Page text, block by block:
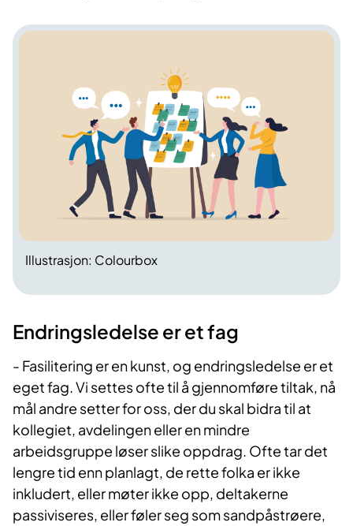
Illustrasjon: Colourbox
Endringsledelse er et fag
- Fasilitering er en kunst, og endringsledelse er et
eget fag. Vi settes ofte til å gjennomføre tiltak, nå
mål andre setter for oss, der du skal bidra til at
kollegiet, avdelingen eller en mindre
arbeidsgruppe løser slike oppdrag. Ofte tar det
lengre tid enn planlagt, de rette folka er ikke
inkludert, eller møter ikke opp, deltakerne
passiviseres, eller føler seg som sandpåstrøere,